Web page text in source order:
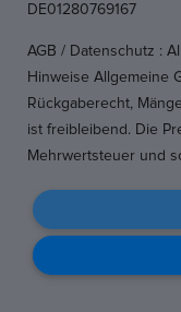
DE01280769167
AGB / Datenschutz :
Hinweise Allgemeine
Rückgaberecht,
ist freibleibend. Die
Mehrwertsteuer und